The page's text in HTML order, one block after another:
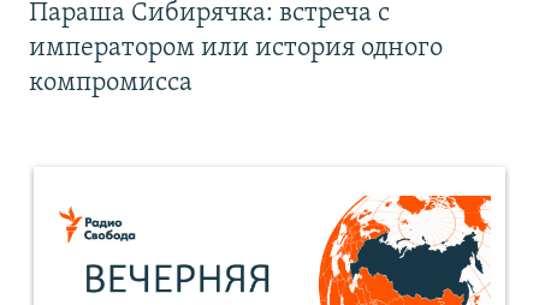
Параша Сибирячка: встреча с
императором или история одного
компромисса